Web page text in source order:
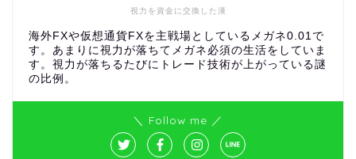
視力を資金に交換した漢
海外FXや仮想通貨FXを主戦場としているメガネ0.01で
す。あまりに視力が落ちてメガネ必須の生活をしていま
す。視力が落ちるたびにトレード技術が上がっている謎
の比例。
＼ Follow me ／